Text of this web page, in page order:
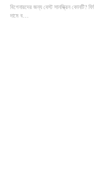
বিগেনারদের জন্য বেস্ট সানস্ক্রিন কোনটি?
দামে ব…